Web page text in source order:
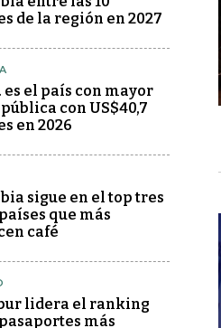
de la región en 2027
es el país con mayor
con US$40,7
en 2026
sigue en el top tres
que más
café
lidera el ranking
más